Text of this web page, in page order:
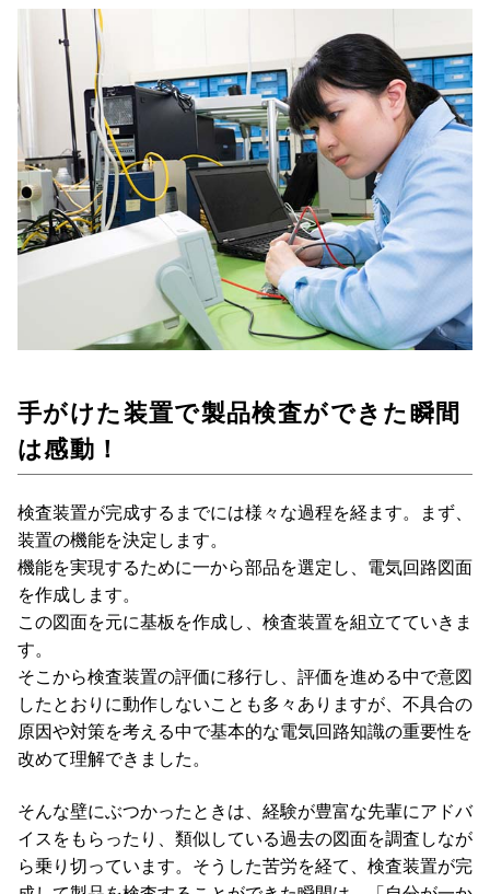
手がけた装置で製品検査ができた瞬間
は感動！
検査装置が完成するまでには様々な過程を経ます。まず、
装置の機能を決定します。
機能を実現するために一から部品を選定し、電気回路図面
を作成します。
この図面を元に基板を作成し、検査装置を組立てていきま
す。
そこから検査装置の評価に移行し、評価を進める中で意図
したとおりに動作しないことも多々ありますが、不具合の
原因や対策を考える中で基本的な電気回路知識の重要性を
改めて理解できました。
そんな壁にぶつかったときは、経験が豊富な先輩にアドバ
イスをもらったり、類似している過去の図面を調査しなが
ら乗り切っています。そうした苦労を経て、検査装置が完